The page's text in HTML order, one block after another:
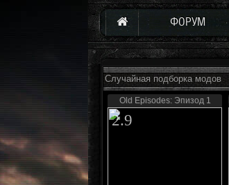
ФОРУМ
Случайная подборка модов
Old Episodes: Эпизод 1
2.9